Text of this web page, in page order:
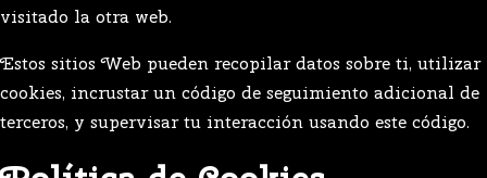
visitado la otra web.
Estos sitios Web pueden recopilar datos sobre ti, utilizar
cookies, incrustar un código de seguimiento adicional de
terceros, y supervisar tu interacción usando este código.